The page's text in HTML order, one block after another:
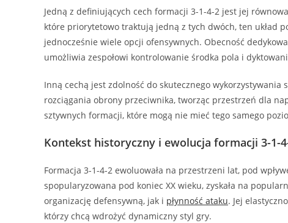
Jedną z definiujących cech formacji 3-1-4-2 jest jej
które priorytetowo traktują jedną z tych dwóch, ten układ
jednocześnie wiele opcji ofensywnych. Obecność
umożliwia zespołowi kontrolowanie środka pola i
Inną cechą jest zdolność do skutecznego wykorzystywania
rozciągania obrony przeciwnika, tworząc przestrzeń dla
sztywnych formacji, które mogą nie mieć tego samego
Kontekst historyczny i ewolucja formacji 3-1-
Formacja 3-1-4-2 ewoluowała na przestrzeni lat, pod
spopularyzowana pod koniec XX wieku, zyskała na
organizację defensywną, jak i płynność ataku. Jej
którzy chcą wdrożyć dynamiczny styl gry.